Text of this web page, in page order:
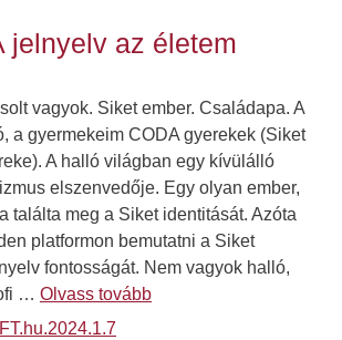
jelnyelv az életem
vagyok. Siket ember. Családapa. A
a gyermekeim CODA gyerekek (Siket
A halló világban egy kívülálló
elszenvedője. Egy olyan ember,
találta meg a Siket identitását. Azóta
platformon bemutatni a Siket
fontosságát. Nem vagyok halló,
… Olvass tovább